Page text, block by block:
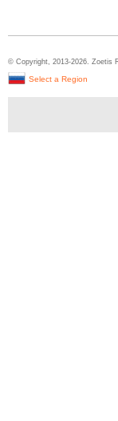
© Copyright, 2013-2026. Zoetis
Select a Region